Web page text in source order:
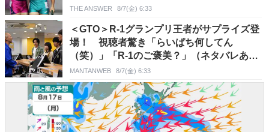
洛南・土井カハル
THE ANSWER 8/7(金) 6:33
＜GTO＞R-1グランプリ王者がサプライズ登
場！ 視聴者驚き「らいぱち何してん
（笑）」「R-1のご褒美？」（ネタバレあ
り）
MANTANWEB 8/7(金) 6:33